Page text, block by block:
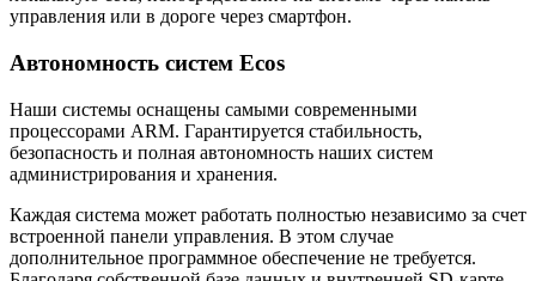
управления или в дороге через смартфон.
Автономность систем Ecos
Наши системы оснащены самыми современными
процессорами ARM. Гарантируется стабильность,
безопасность и полная автономность наших систем
администрирования и хранения.
Каждая система может работать полностью независимо за счет
встроенной панели управления. В этом случае
дополнительное программное обеспечение не требуется.